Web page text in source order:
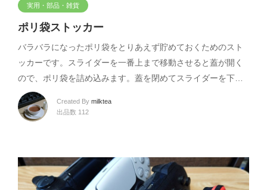
実用・部品・雑貨
ポリ袋ストッカー
バラバラになったポリ袋をとりあえず貯めておくためのスト
ッカーです。スライダーを一番上まで移動させると蓋が開く
ので、ポリ袋を詰め込みます。蓋を閉めてスライダーを下…
Created By milktea
出品数 112